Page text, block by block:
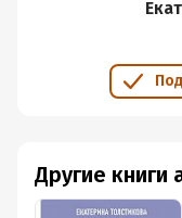
Другие книги